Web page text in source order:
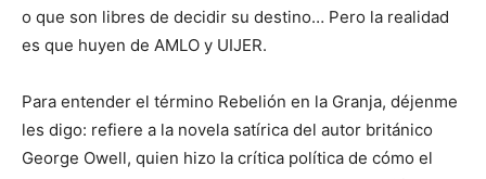
o que son libres de decidir su destino… Pero la realidad
es que huyen de AMLO y UIJER.
Para entender el término Rebelión en la Granja, déjenme
les digo: refiere a la novela satírica del autor británico
George Owell, quien hizo la crítica política de cómo el